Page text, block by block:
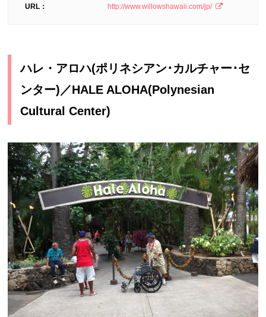
URL： http://www.willowshawaii.com/jp/
ハレ・アロハ(ポリネシアン･カルチャー･セ
ンター)／HALE ALOHA(Polynesian
Cultural Center)